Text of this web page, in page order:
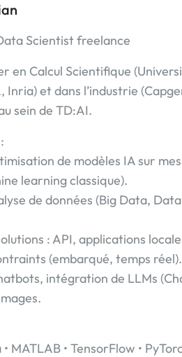
Scientist freelance
en Calcul Scientifique
Inria) et dans l’industrie
sein de TD:AI.
de modèles IA sur
learning classique).
de données (Big Data,
: API, applications
(embarqué, temps réel).
intégration de LLMs
• MATLAB • TensorFlow •